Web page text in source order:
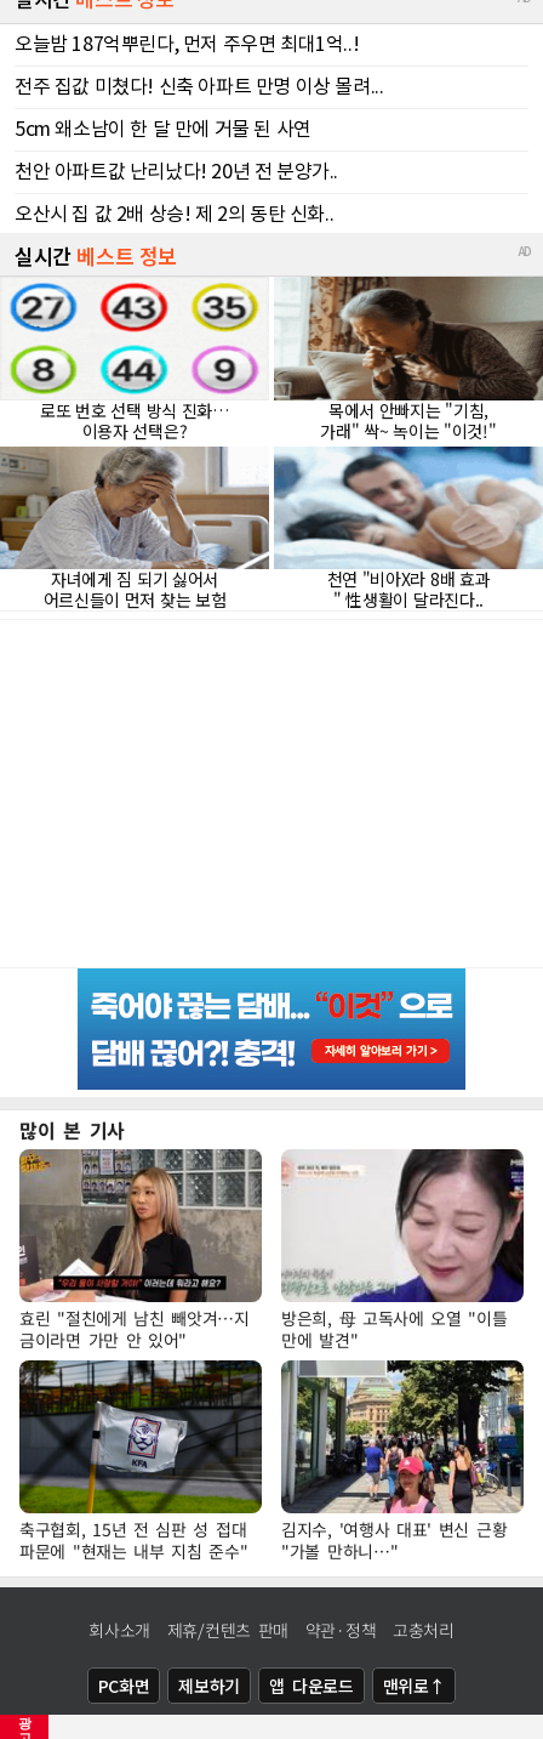
광
많이 본 기사
효린 "절친에게 남친 빼앗겨…지
금이라면 가만 안 있어"
방은희, 母 고독사에 오열 "이틀
만에 발견"
축구협회, 15년 전 심판 성 접대
파문에 "현재는 내부 지침 준수"
김지수, '여행사 대표' 변신 근황
"가볼 만하니…"
회사소개 제휴/컨텐츠 판매 약관·정책 고충처리
PC화면 제보하기 앱 다운로드 맨위로↑